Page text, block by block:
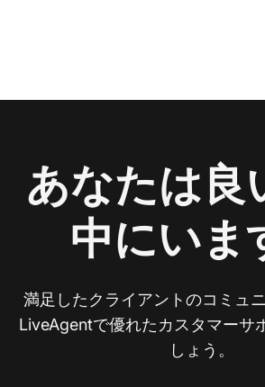
あなたは良
中にいま
満足したクライアントのコミュ
LiveAgentで優れたカスタマーサ
しょう。